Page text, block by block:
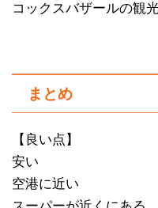
コックスバザールの観
まとめ
【良い点】
安い
空港に近い